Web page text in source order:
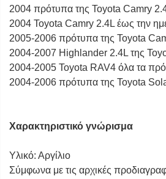
2004 πρότυπα της Toyota Camry
2004 Toyota Camry 2.4L έως την
2005-2006 πρότυπα της Toyota
2004-2007 Highlander 2.4L της
2004-2005 Toyota RAV4 όλα τα
2004-2006 πρότυπα της Toyota
Χαρακτηριστικό γνώρισμα
Υλικό: Αργίλιο
Σύμφωνα με τις αρχικές